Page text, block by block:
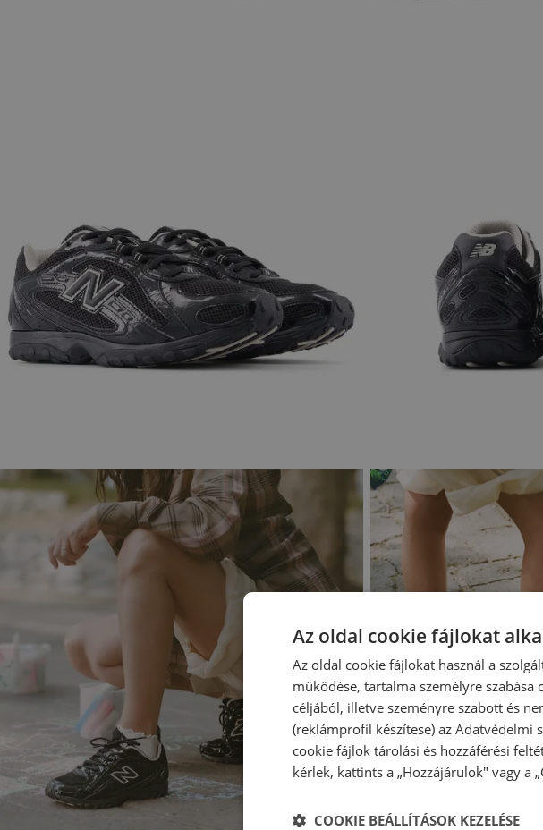
Az oldal cookie fájlokat
Az oldal cookie fájlokat használ a
működése, tartalma személyre szabása
céljából, illetve szeményre szabott és
(reklámprofil készítese) az Adatvédelmi
cookie fájlok tárolási és hozzáférési
kérlek, kattints a „Hozzájárulok" vagy a
COOKIE BEÁLLÍTÁSOK KEZELÉSE